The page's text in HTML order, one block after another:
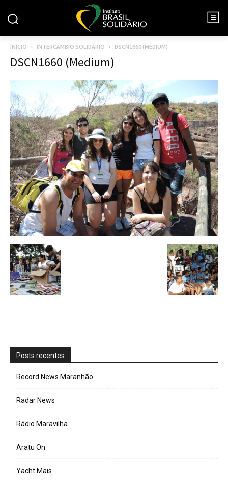
INÍCIO INTERCÂMBIO SOLIDÁRIO DSCN1660 (MEDIUM)
DSCN1660 (Medium)
Posts recentes
Record News Maranhão
Radar News
Rádio Maravilha
Aratu On
Yacht Mais